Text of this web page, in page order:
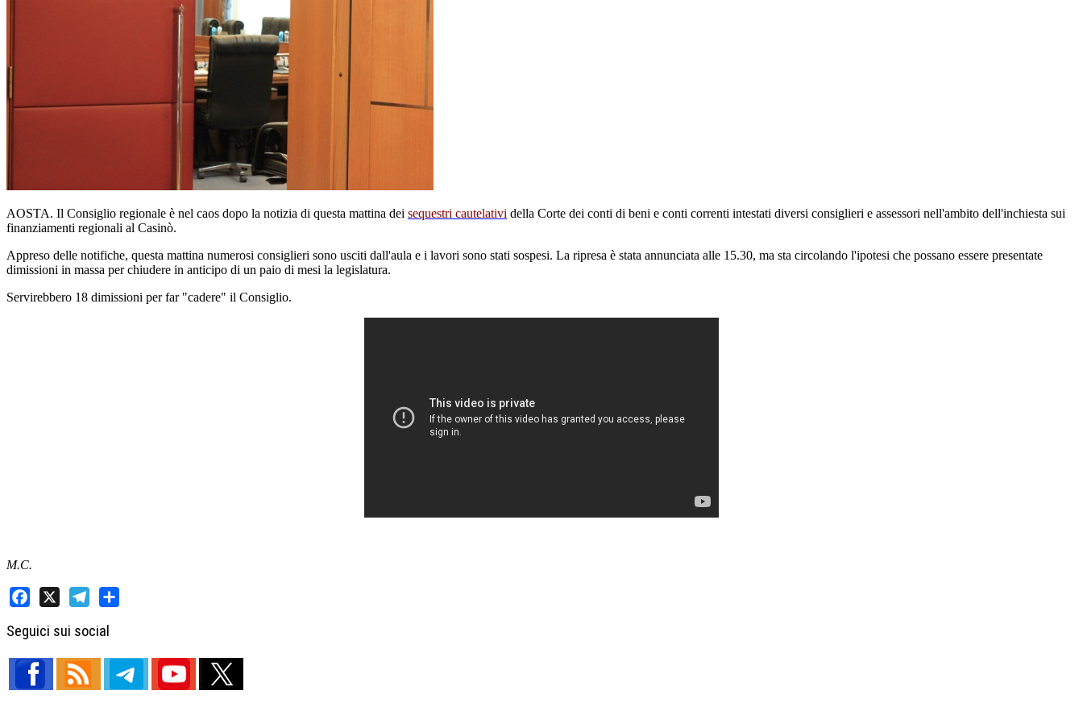
AOSTA. Il Consiglio regionale è nel caos dopo la notizia di questa mattina dei sequestri cautelativi della Corte dei conti di beni e conti correnti intestati diversi consiglieri e assessori nell'ambito dell'inchiesta sui
finanziamenti regionali al Casinò.
Appreso delle notifiche, questa mattina numerosi consiglieri sono usciti dall'aula e i lavori sono stati sospesi. La ripresa è stata annunciata alle 15.30, ma sta circolando l'ipotesi che possano essere presentate
dimissioni in massa per chiudere in anticipo di un paio di mesi la legislatura.
Servirebbero 18 dimissioni per far "cadere" il Consiglio.
M.C.
Seguici sui social